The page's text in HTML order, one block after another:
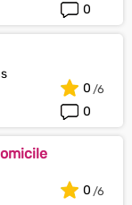
0
0
0
0